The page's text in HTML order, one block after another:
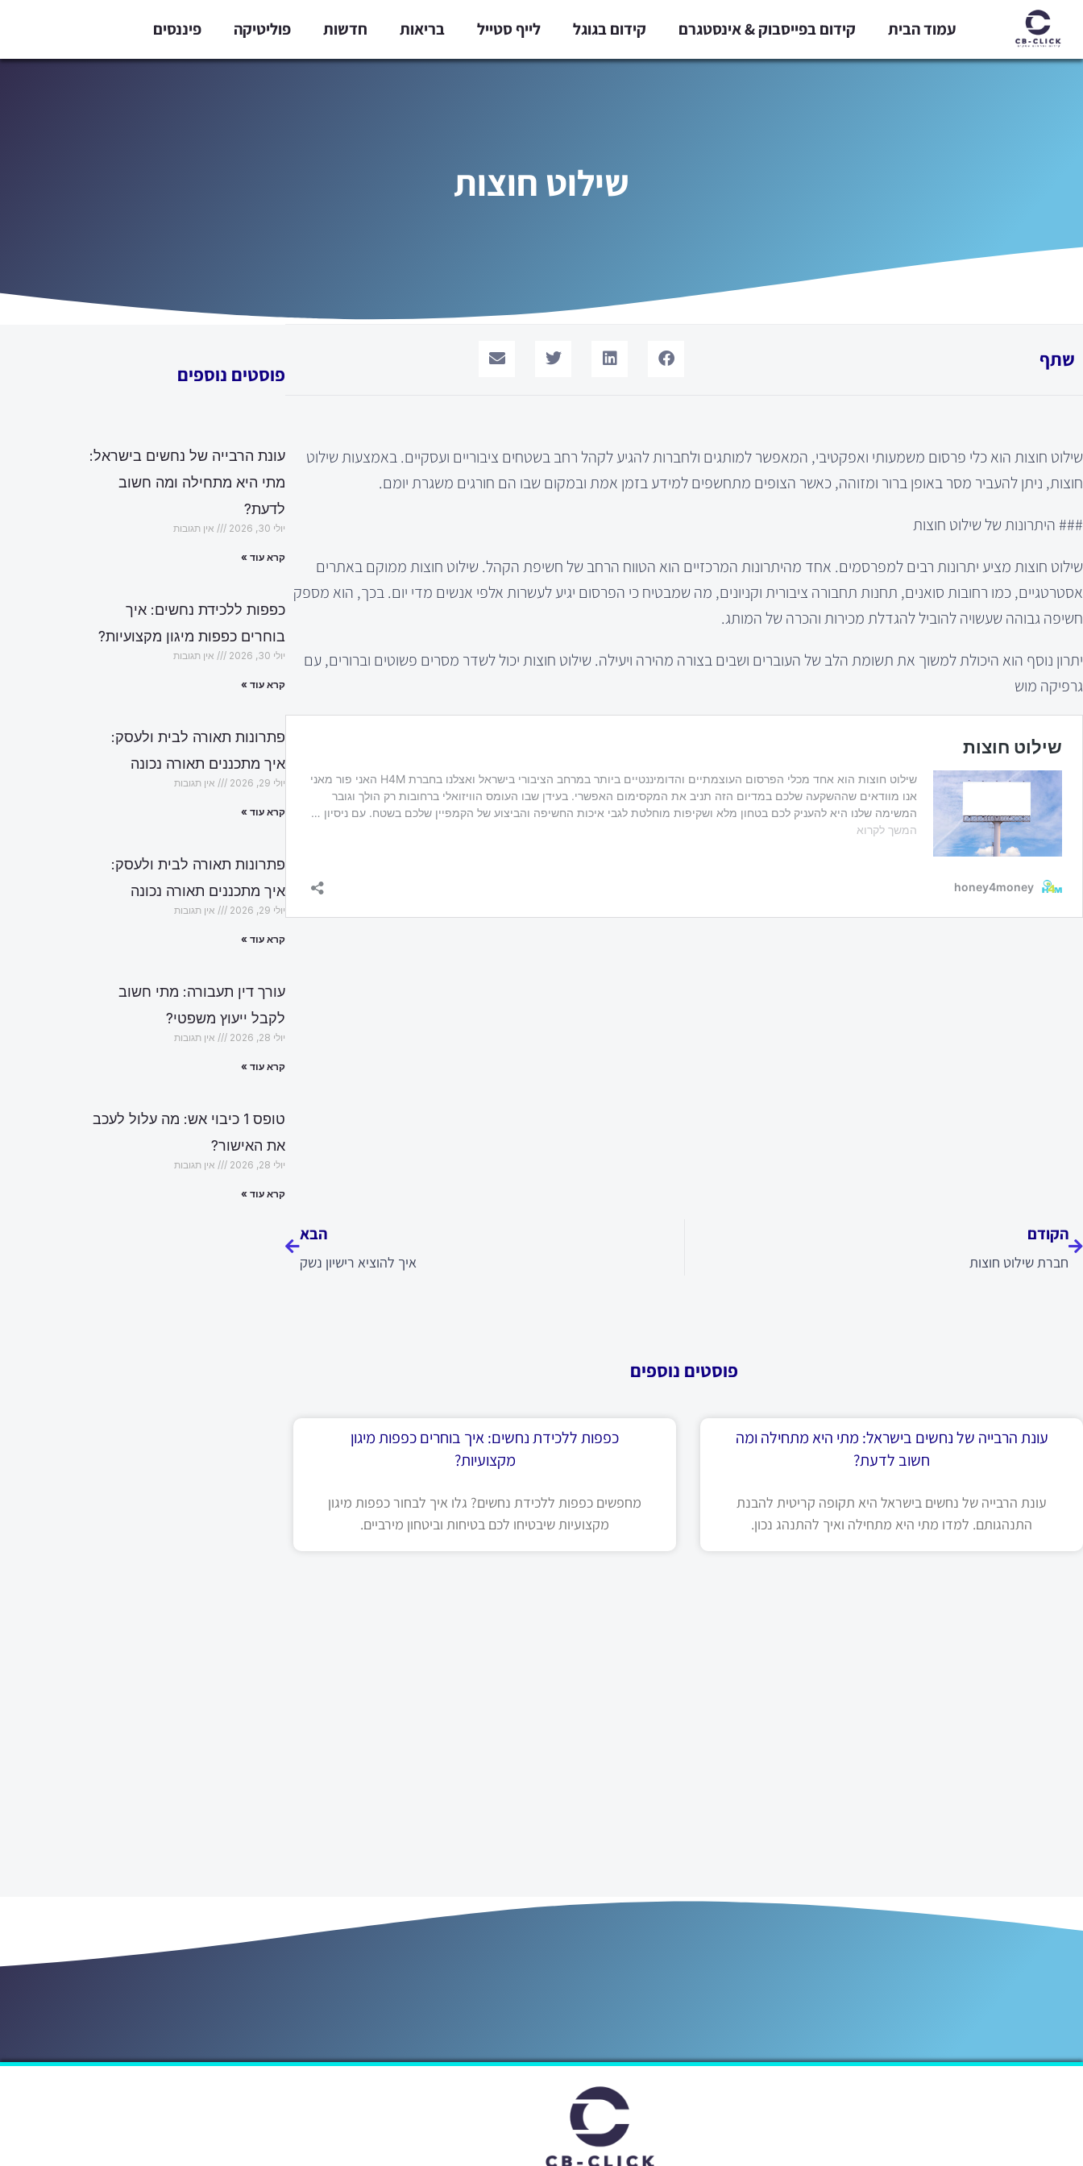
לתוכן
עמוד הבית קידום בפייסבוק & אינסטגרם קידום בגוגל לייף סטייל בריאות חדשות פוליטיקה פיננסים
שילוט חוצות
שתף
שילוט חוצות הוא כלי פרסום משמעותי ואפקטיבי, המאפשר למותגים ולחברות להגיע לקהל רחב בשטחים ציבוריים ועסקיים. באמצעות שילוט
חוצות, ניתן להעביר מסר באופן ברור ומזוהה, כאשר הצופים מתחשפים למידע בזמן אמת ובמקום שבו הם חורגים משגרת יומם.
### היתרונות של שילוט חוצות
שילוט חוצות מציע יתרונות רבים למפרסמים. אחד מהיתרונות המרכזיים הוא הטווח הרחב של חשיפת הקהל. שילוט חוצות ממוקם באתרים
אסטרטגיים, כמו רחובות סואנים, תחנות תחבורה ציבורית וקניונים, מה שמבטיח כי הפרסום יגיע לעשרות אלפי אנשים מדי יום. בכך, הוא מספק
חשיפה גבוהה שעשויה להוביל להגדלת מכירות והכרה של המותג.
יתרון נוסף הוא היכולת למשוך את תשומת הלב של העוברים ושבים בצורה מהירה ויעילה. שילוט חוצות יכול לשדר מסרים פשוטים וברורים, עם
גרפיקה מוש
הקודם
חברת שילוט חוצות
הבא
איך להוציא רישיון נשק
הבא
פוסטים נוספים
עונת הרבייה של נחשים בישראל: מתי היא מתחילה ומה
חשוב לדעת?
עונת הרבייה של נחשים בישראל היא תקופה קריטית להבנת
התנהגותם. למדו מתי היא מתחילה ואיך להתנהג נכון.
כפפות ללכידת נחשים: איך בוחרים כפפות מיגון
מקצועיות?
מחפשים כפפות ללכידת נחשים? גלו איך לבחור כפפות מיגון
מקצועיות שיבטיחו לכם בטיחות וביטחון מירביים.
פוסטים נוספים
עונת הרבייה של נחשים בישראל:
מתי היא מתחילה ומה חשוב
לדעת?
יולי 30, 2026 אין תגובות
קרא עוד »
כפפות ללכידת נחשים: איך
בוחרים כפפות מיגון מקצועיות?
יולי 30, 2026 אין תגובות
קרא עוד »
פתרונות תאורה לבית ולעסק:
איך מתכננים תאורה נכונה
יולי 29, 2026 אין תגובות
קרא עוד »
פתרונות תאורה לבית ולעסק:
איך מתכננים תאורה נכונה
יולי 29, 2026 אין תגובות
קרא עוד »
עורך דין תעבורה: מתי חשוב
לקבל ייעוץ משפטי?
יולי 28, 2026 אין תגובות
קרא עוד »
טופס 1 כיבוי אש: מה עלול לעכב
את האישור?
יולי 28, 2026 אין תגובות
קרא עוד »